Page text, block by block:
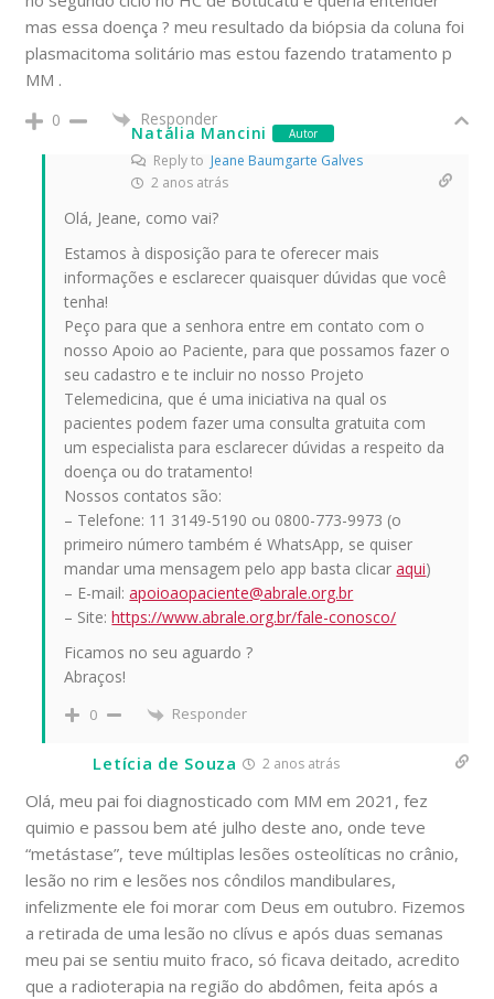
mas essa doença ? meu resultado da biópsia da coluna foi
plasmacitoma solitário mas estou fazendo tratamento p
MM .
0 Responder
Natália Mancini Autor
Reply toJeane Baumgarte Galves
2 anos atrás
Olá, Jeane, como vai?
Estamos à disposição para te oferecer mais
informações e esclarecer quaisquer dúvidas que você
tenha!
Peço para que a senhora entre em contato com o
nosso Apoio ao Paciente, para que possamos fazer o
seu cadastro e te incluir no nosso Projeto
Telemedicina, que é uma iniciativa na qual os
pacientes podem fazer uma consulta gratuita com
um especialista para esclarecer dúvidas a respeito da
doença ou do tratamento!
Nossos contatos são:
– Telefone: 11 3149-5190 ou 0800-773-9973 (o
primeiro número também é WhatsApp, se quiser
mandar uma mensagem pelo app basta clicaraqui)
– E-mail:apoioaopaciente@abrale.org.br
– Site:https://www.abrale.org.br/fale-conosco/
Ficamos no seu aguardo ?
Abraços!
0 Responder
Letícia de Souza 2 anos atrás
Olá, meu pai foi diagnosticado com MM em 2021, fez
quimio e passou bem até julho deste ano, onde teve
“metástase”, teve múltiplas lesões osteolíticas no crânio,
lesão no rim e lesões nos côndilos mandibulares,
infelizmente ele foi morar com Deus em outubro. Fizemos
a retirada de uma lesão no clívus e após duas semanas
meu pai se sentiu muito fraco, só ficava deitado, acredito
que a radioterapia na região do abdômen, feita após a